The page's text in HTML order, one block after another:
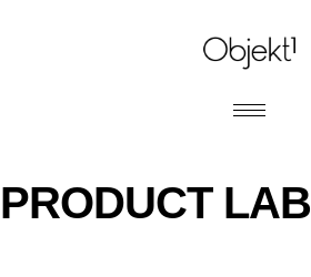
PRODUCT LAB